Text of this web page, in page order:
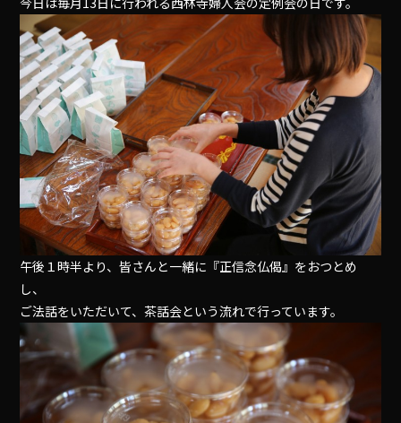
午後１時半より、皆さんと一緒に『正信念仏偈』をおつとめ
し、
ご法話をいただいて、茶話会という流れで行っています。